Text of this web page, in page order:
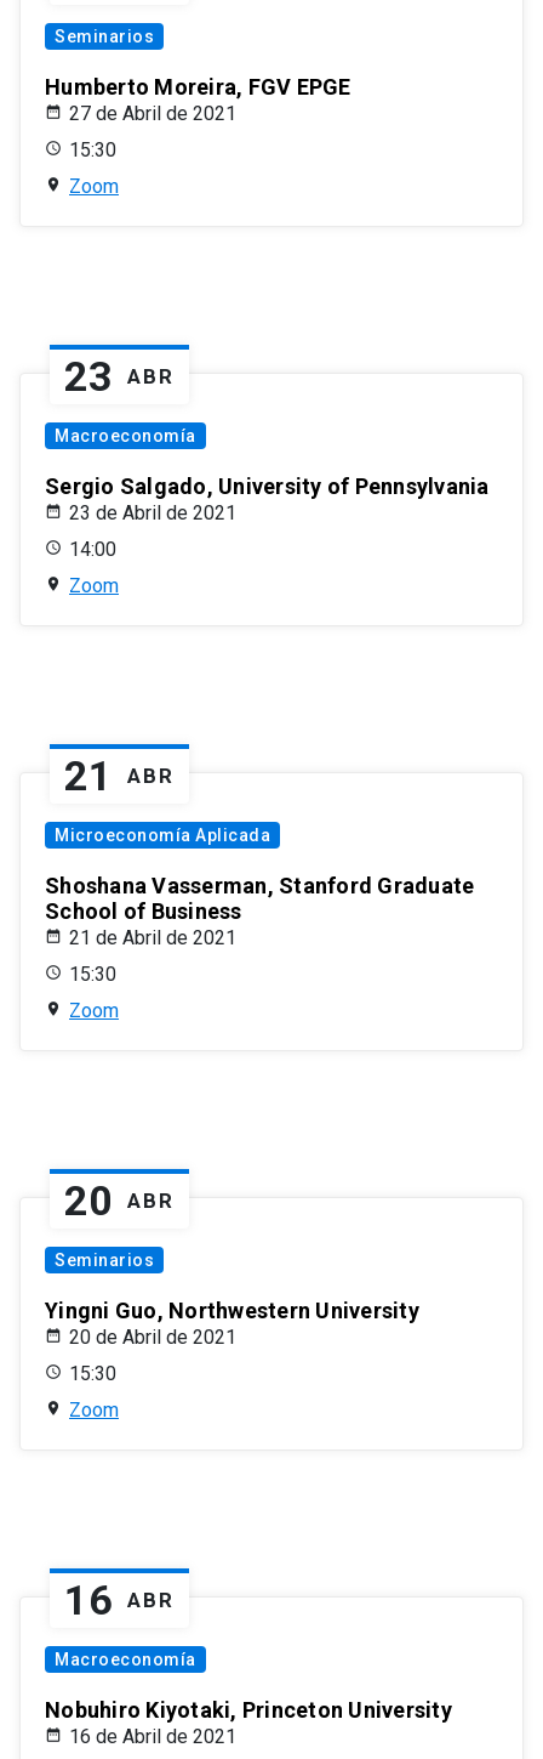
Seminarios
Humberto Moreira, FGV EPGE
27 de Abril de 2021
15:30
Zoom
23 ABR
Macroeconomía
Sergio Salgado, University of Pennsylvania
23 de Abril de 2021
14:00
Zoom
21 ABR
Microeconomía Aplicada
Shoshana Vasserman, Stanford Graduate
School of Business
21 de Abril de 2021
15:30
Zoom
20 ABR
Seminarios
Yingni Guo, Northwestern University
20 de Abril de 2021
15:30
Zoom
16 ABR
Macroeconomía
Nobuhiro Kiyotaki, Princeton University
16 de Abril de 2021